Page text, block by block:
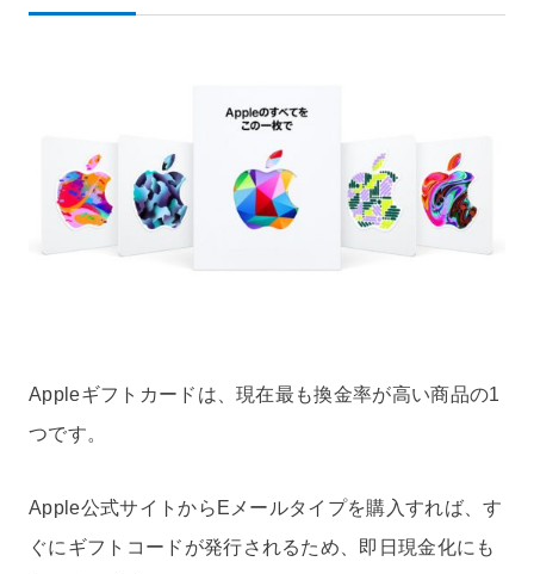
Appleギフトカードは、現在最も換金率が高い商品の1
つです。
Apple公式サイトからEメールタイプを購入すれば、す
ぐにギフトコードが発行されるため、即日現金化にも